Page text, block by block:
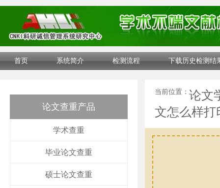
首页 系统简介 检测流程 下载历史检测结
论文查重产品
学术查重
毕业论文查重
硕士论文查重
当前位置： 论文
文怎么样打